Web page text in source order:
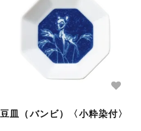
豆皿（バンビ）〈小粋染付〉